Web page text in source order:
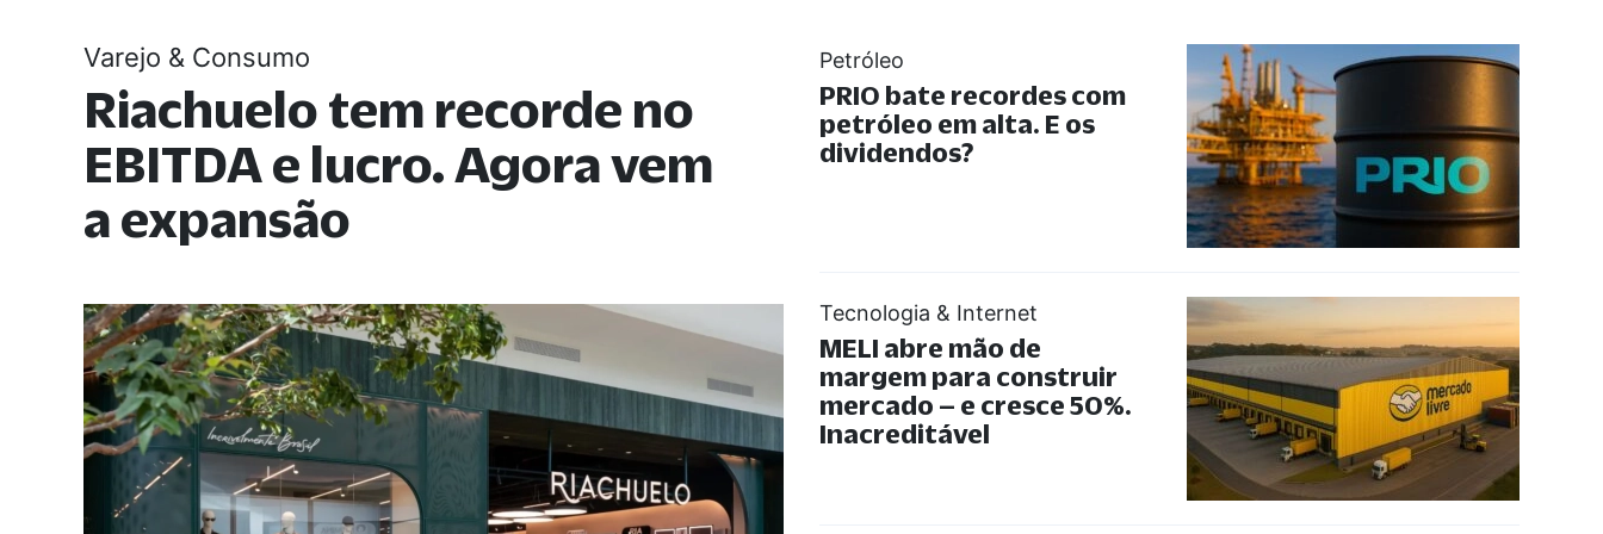
Varejo & Consumo
Riachuelo tem recorde no
EBITDA e lucro. Agora vem
a expansão
Petróleo
PRIO bate recordes com
petróleo em alta. E os
dividendos?
Tecnologia & Internet
MELI abre mão de
margem para construir
mercado – e cresce 50%.
Inacreditável